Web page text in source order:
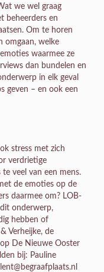
we wel graag
beheerders en
Om te horen
omgaan, welke
waarmee ze
dan bundelen en
in elk geval
geven – en ook een
stress met zich
verdrietige
veel van een mens.
de emoties op de
daarmee om? LOB-
onderwerp,
hebben of
Verheijke, de
De Nieuwe Ooster
bij: Pauline